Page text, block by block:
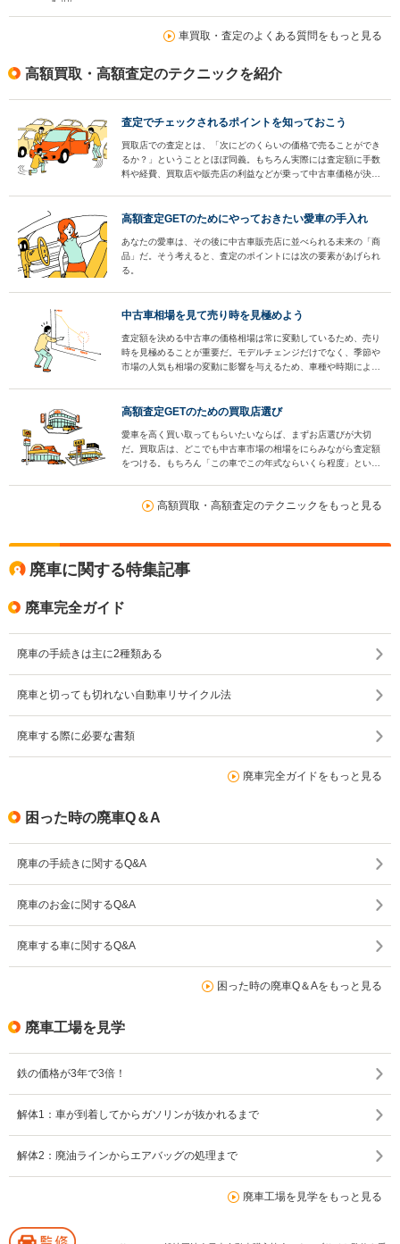
車買取・査定のよくある質問をもっと見る
高額買取・高額査定のテクニックを紹介
査定でチェックされるポイントを知っておこう
買取店での査定とは、「次にどのくらいの価格で売ることができ
るか？」ということとほぼ同義。もちろん実際には査定額に手数
料や経費、買取店や販売店の利益などが乗って中古車価格が決ま
高額査定GETのためにやっておきたい愛車の手入れ
あなたの愛車は、その後に中古車販売店に並べられる未来の「商
品」だ。そう考えると、査定のポイントには次の要素があげられ
る。
中古車相場を見て売り時を見極めよう
査定額を決める中古車の価格相場は常に変動しているため、売り
時を見極めることが重要だ。モデルチェンジだけでなく、季節や
市場の人気も相場の変動に影響を与えるため、車種や時期によっ
う。
高額査定GETのための買取店選び
愛車を高く買い取ってもらいたいならば、まずお店選びが大切
だ。買取店は、どこでも中古車市場の相場をにらみながら査定額
をつける。もちろん「この車でこの年式ならいくら程度」という
高額買取・高額査定のテクニックをもっと見る
廃車に関する特集記事
廃車完全ガイド
廃車の手続きは主に2種類ある
廃車と切っても切れない自動車リサイクル法
廃車する際に必要な書類
廃車完全ガイドをもっと見る
困った時の廃車Q＆A
廃車の手続きに関するQ&A
廃車のお金に関するQ&A
廃車する車に関するQ&A
困った時の廃車Q＆Aをもっと見る
廃車工場を見学
鉄の価格が3年で3倍！
解体1：車が到着してからガソリンが抜かれるまで
解体2：廃油ラインからエアバッグの処理まで
廃車工場を見学をもっと見る